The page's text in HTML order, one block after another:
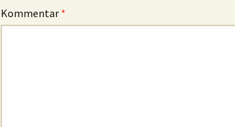
Kommentar *